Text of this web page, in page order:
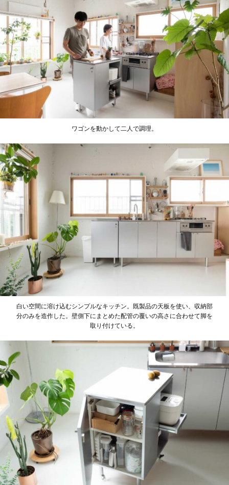
ワゴンを動かして二人で調理。
白い空間に溶け込むシンプルなキッチン。既製品の天板を使い、収納部
分のみを造作した。壁側下にまとめた配管の覆いの高さに合わせて脚を
取り付けている。